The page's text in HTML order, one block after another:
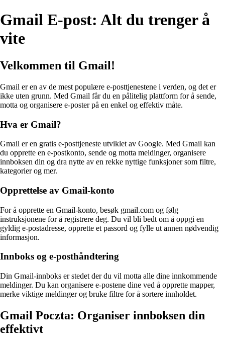
Gmail E-post: Alt du trenger å
vite
Velkommen til Gmail!
Gmail er en av de mest populære e-posttjenestene i verden, og det er
ikke uten grunn. Med Gmail får du en pålitelig plattform for å sende,
motta og organisere e-poster på en enkel og effektiv måte.
Hva er Gmail?
Gmail er en gratis e-posttjeneste utviklet av Google. Med Gmail kan
du opprette en e-postkonto, sende og motta meldinger, organisere
innboksen din og dra nytte av en rekke nyttige funksjoner som filtre,
kategorier og mer.
Opprettelse av Gmail-konto
For å opprette en Gmail-konto, besøk gmail.com og følg
instruksjonene for å registrere deg. Du vil bli bedt om å oppgi en
gyldig e-postadresse, opprette et passord og fylle ut annen nødvendig
informasjon.
Innboks og e-posthåndtering
Din Gmail-innboks er stedet der du vil motta alle dine innkommende
meldinger. Du kan organisere e-postene dine ved å opprette mapper,
merke viktige meldinger og bruke filtre for å sortere innholdet.
Gmail Poczta: Organiser innboksen din
effektivt